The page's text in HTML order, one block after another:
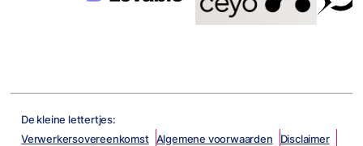
De kleine lettertjes:
Verwerkersovereenkomst Algemene voorwaarden
Disclaimer